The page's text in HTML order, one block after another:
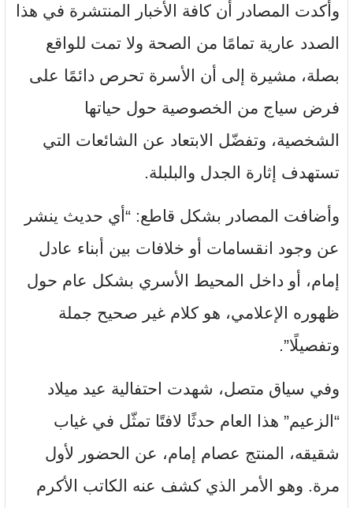
وأكدت المصادر أن كافة الأخبار المنتشرة في هذا
الصدد عارية تمامًا من الصحة ولا تمت للواقع
بصلة، مشيرة إلى أن الأسرة تحرص دائمًا على
فرض سياج من الخصوصية حول حياتها
الشخصية، وتفضّل الابتعاد عن الشائعات التي
تستهدف إثارة الجدل والبلبلة.
وأضافت المصادر بشكل قاطع: “أي حديث ينشر
عن وجود انقسامات أو خلافات بين أبناء عادل
إمام، أو داخل المحيط الأسري بشكل عام حول
ظهوره الإعلامي، هو كلام غير صحيح جملة
وتفصيلًا”.
وفي سياق متصل، شهدت احتفالية عيد ميلاد
“الزعيم” هذا العام حدثًا لافتًا تمثّل في غياب
شقيقه، المنتج عصام إمام، عن الحضور لأول
مرة. وهو الأمر الذي كشف عنه الكاتب الأكرم